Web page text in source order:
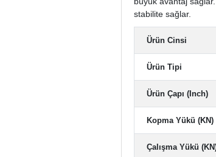
stabilite sağlar.
Ürün Cinsi
Ürün Tipi
Ürün Çapı (Inch)
Kopma Yükü (KN)
Çalışma Yükü